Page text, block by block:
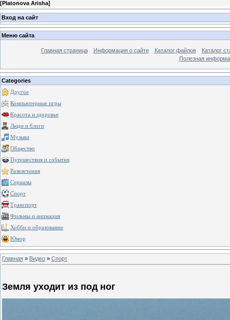
[Platonova Arisha]
Вход на сайт
Меню сайта
Главная страница Информация о сайте Каталог файлов
Каталог
Полезная
Categories
Другое
Компьютерные игры
Красота и здоровье
Люди и блоги
Музыка
Общество
Путешествия и события
Развлечения
Сериалы
Спорт
Транспорт
Фильмы и анимация
Хобби и образование
Юмор
Главная » Видео » Спорт
Земля уходит из под ног